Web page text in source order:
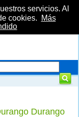
Durango
servicios. Al
cookies.
Más